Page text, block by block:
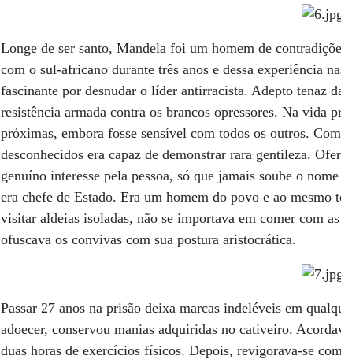
Longe de ser santo, Mandela foi um homem de
com o sul-africano durante três anos e dessa experiência
fascinante por desnudar o líder antirracista. Adepto tenaz
resistência armada contra os brancos opressores. Na vida
próximas, embora fosse sensível com todos os outros.
desconhecidos era capaz de demonstrar rara gentileza.
genuíno interesse pela pessoa, só que jamais soube o
era chefe de Estado. Era um homem do povo e ao
visitar aldeias isoladas, não se importava em comer com
ofuscava os convivas com sua postura aristocrática.
Passar 27 anos na prisão deixa marcas indeléveis em
adoecer, conservou manias adquiridas no cativeiro.
duas horas de exercícios físicos. Depois, revigorava-se